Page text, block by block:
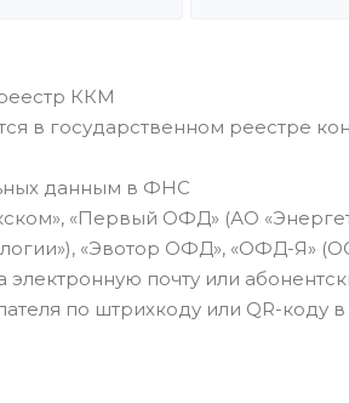
ККМ
в государственном реестре
данным в ФНС
«Первый ОФД» (АО
«Эвотор ОФД», «ОФД-Я»
электронную почту или
по штрихкоду или QR-